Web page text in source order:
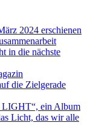
2024 erschienen
in die nächste
die Zielgerade
LIGHT“, ein Album
Licht, das wir alle